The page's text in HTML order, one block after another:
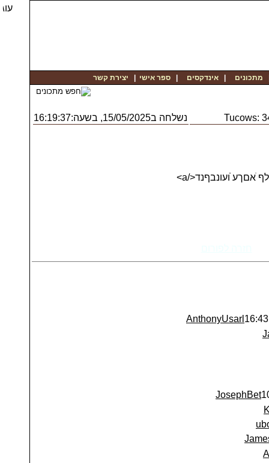
מתכונים |אינדקסים |ספר אישי יצירת קשר
Tucows: נשלחה ב15/05/2025, בשעה:16:19:37
AnthonyUsarl
JosephBet